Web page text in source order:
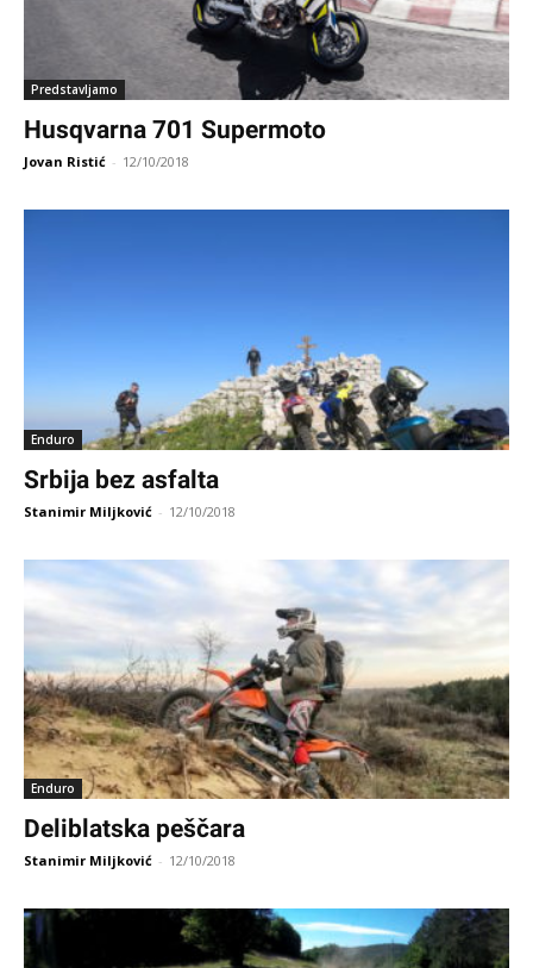
Predstavljamo
Husqvarna 701 Supermoto
Jovan Ristić - 12/10/2018
Enduro
Srbija bez asfalta
Stanimir Miljković - 12/10/2018
Enduro
Deliblatska peščara
Stanimir Miljković - 12/10/2018